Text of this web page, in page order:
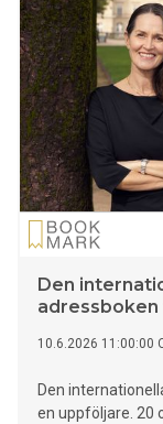
Den
10.6.2026 11:00:00
Den
en uppföljare. 20